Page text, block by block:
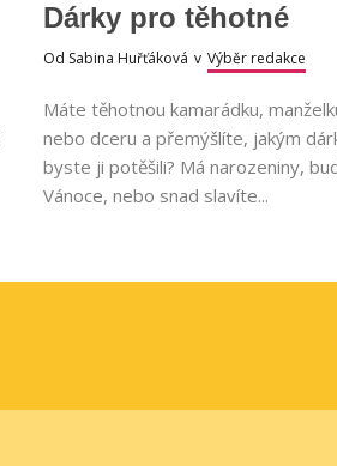
Dárky pro těhotné
Od Sabina Huřťáková v Výběr redakce
Máte těhotnou kamarádku,
nebo dceru a přemýšlíte, jakým
byste ji potěšili? Má narozeniny,
Vánoce, nebo snad slavíte...